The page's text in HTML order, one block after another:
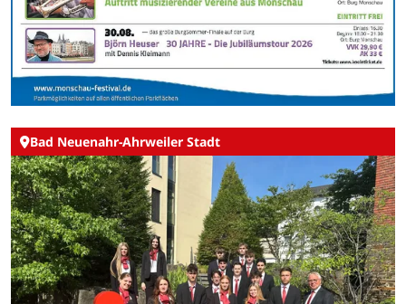
Bad Neuenahr-Ahrweiler Stadt